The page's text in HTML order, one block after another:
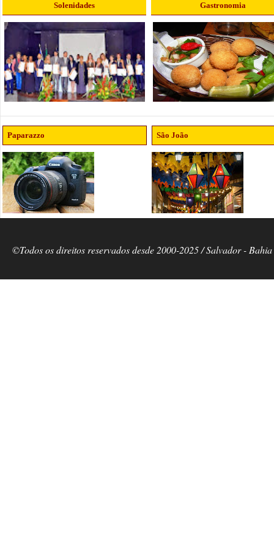
Solenidades Gastronomia
Paparazzo São João
©Todos os direitos reservados desde 2000-2025 / Salvador -